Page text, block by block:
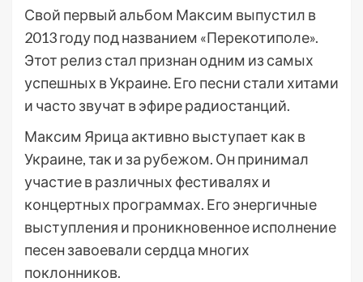
Свой первый альбом Максим выпустил в
2013 году под названием «Перекотиполе».
Этот релиз стал признан одним из самых
успешных в Украине. Его песни стали хитами
и часто звучат в эфире радиостанций.
Максим Ярица активно выступает как в
Украине, так и за рубежом. Он принимал
участие в различных фестивалях и
концертных программах. Его энергичные
выступления и проникновенное исполнение
песен завоевали сердца многих
поклонников.